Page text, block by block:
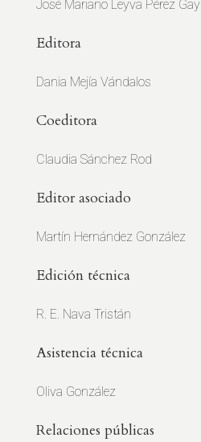
José Mariano Leyva Pérez Gay
Editora
Dania Mejía Vándalos
Coeditora
Claudia Sánchez Rod
Editor asociado
Martín Hernández González
Edición técnica
R. E. Nava Tristán
Asistencia técnica
Oliva González
Relaciones públicas